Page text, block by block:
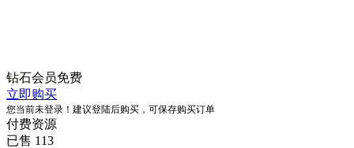
钻石会员免费
立即购买
您当前未登录！建议登陆后购买，可保存购买订单
付费资源
已售 113